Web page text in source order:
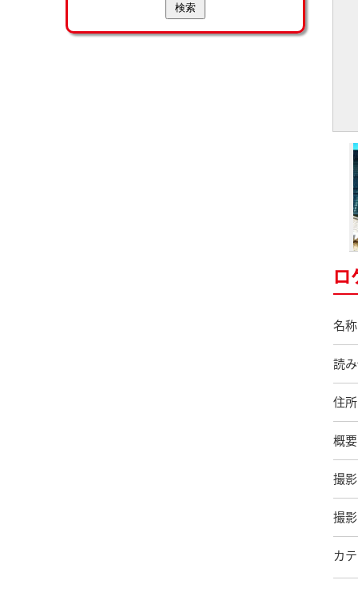
検索
ロ
名称
読
住所
概要
撮
撮
カ